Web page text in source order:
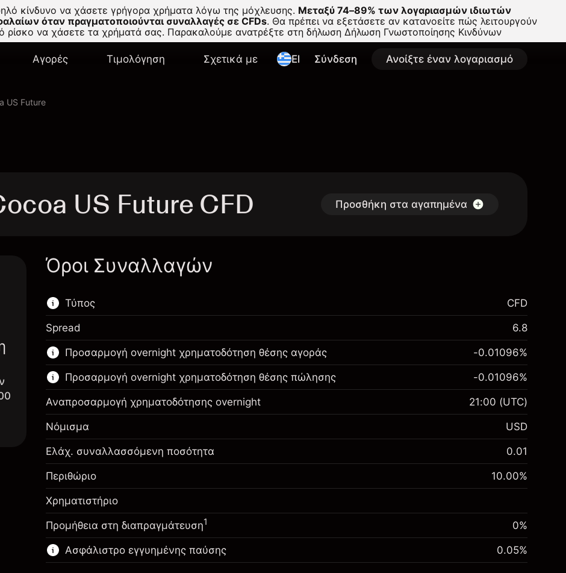
κίνδυνο να χάσετε γρήγορα χρήματα λόγω της μόχλευσης. Μεταξύ 74–89% των λογαριασμών ιδιωτών
όταν πραγματοποιούνται συναλλαγές σε CFDs. Θα πρέπει να εξετάσετε αν κατανοείτε πώς λειτουργούν
ρίσκο να χάσετε τα χρήματά σας. Παρακαλούμε ανατρέξτε στη δήλωση Δήλωση Γνωστοποίησης Κινδύνων
Αγορές Τιμολόγηση Σχετικά με El Σύνδεση Ανοίξτε έναν λογαριασμό
US Future
US Future CFD Προσθήκη στα αγαπημένα
Όροι Συναλλαγών
Τύπος
Αυτή η χρηματοπιστωτική αγορά είναι
διαθέσιμη για διαπραγμάτευση CFD.
Μάθετε περισσότερα σχετικά με:
CFDs
CFD
Spread 6.8
Προσαρμογή overnight χρηματοδότηση θέσης αγοράς
Περιθώριο. Η επένδυσή
σας
$1,000.00
Αναπροσαρμογή
χρηματοδότησης κατά τη
διάρκεια της νύχτας
Χρεώσεις από την πλήρη αξία
της θέσης
Μέγεθος διαπραγμάτευσης με μόχλευση
-0.01096%
Προσαρμογή overnight χρηματοδότηση θέσης πώλησης
Περιθώριο. Η επένδυσή
σας
$1,000.00
χρηματοδότησης κατά τη
διάρκεια της νύχτας
Χρεώσεις από την πλήρη αξία
-0.01096%
Αναπροσαρμογή χρηματοδότησης overnight 21:00 (UTC)
Νόμισμα USD
Ελάχ. συναλλασσόμενη ποσότητα 0.01
Περιθώριο 10.00%
Χρηματιστήριο
Προμήθεια στη διαπραγμάτευση1 0%
Ασφάλιστρο εγγυημένης παύσης 0.05%